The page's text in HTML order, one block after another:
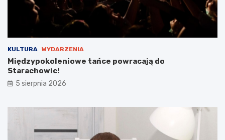
o
KULTURA WYDARZENIA
Międzypokoleniowe tańce powracają do
Starachowic!
5 sierpnia 2026